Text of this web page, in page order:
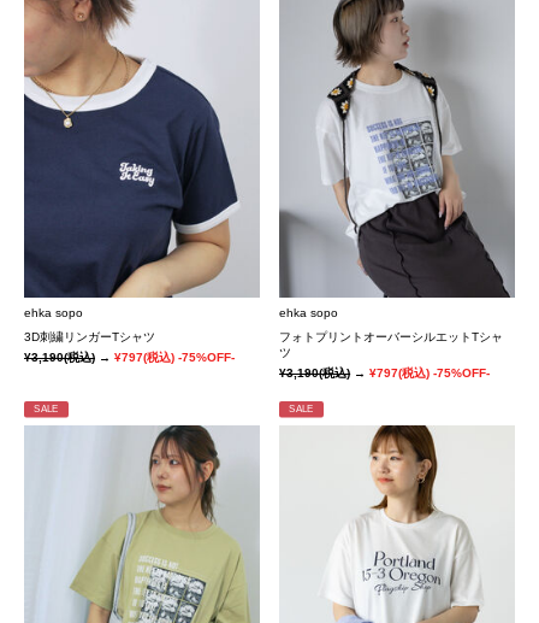
ehka sopo
3D刺繍リンガーTシャツ
¥3,190(税込) → ¥797(税込) -75%OFF-
ehka sopo
フォトプリントオーバーシルエットTシャ
ツ
¥3,190(税込)→¥797(税込) -75%OFF-
SALE SALE